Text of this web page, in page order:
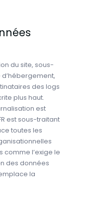
du site, sous-
d’hébergement,
des logs
plus haut.
est
est sous-traitant
toutes les
l’exige le
des données
la